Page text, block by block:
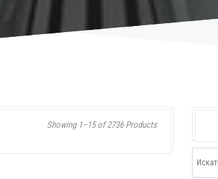
Showing 1–15 of 2736 Products